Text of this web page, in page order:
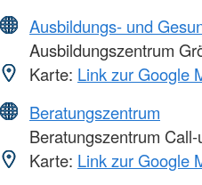
Ausbildungs- und
Ausbildungszentrum
Karte: Link zur Google
Beratungszentrum
Beratungszentrum
Karte: Link zur Google